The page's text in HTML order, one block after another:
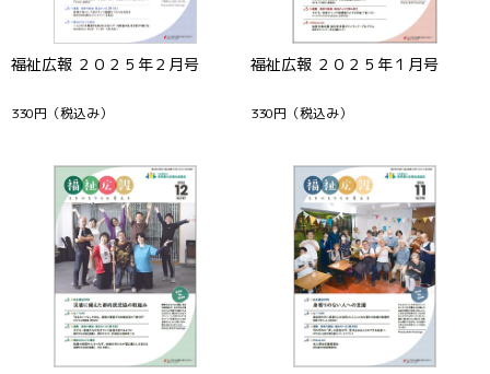
福祉広報 ２０２５年２月号
330円 （税込み）
福祉広報 ２０２５年１月号
330円 （税込み）